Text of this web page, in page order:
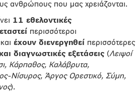
ανθρώπους που μας χρειάζονται.
11 εθελοντικές
περισσότεροι
και έχουν διενεργηθεί περισσότερες
διαγνωστικές εξετάσεις (Λειψοί
Κάρπαθος, Καλάβρυτα,
Νίσυρος, Άργος Ορεστικό, Σύμη,
).